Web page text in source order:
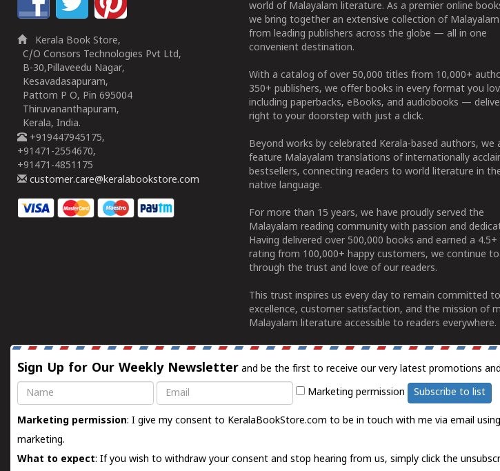
Kerala Book Store,
C/O Consors Technologies Pvt Ltd,
B-30,Pillaveedu Nagar,
Kesavadasapuram,
Pattom P O, Pin 695004
Thiruvananthapuram,
Kerala, India.
+919447945175,
+91471-2554670,
+91471-4851175
customer.care@keralabookstore.com
world of Malayalam literature. As a premier online
we bring together an extensive collection of
from leading publishers across the globe — all in one
convenient destination.
With a catalog of over 50,000 titles from 10,000+
350+ publishers, we offer books in every format you
including paperbacks, eBooks, and audiobooks —
right to your doorstep with just a click.
Beyond works by celebrated Kerala-based authors, we
feature Malayalam translations of internationally
bestsellers, connecting readers to world literature in
native language.
For more than 15 years, we have proudly served the
Malayalam reading community with passion and
Having delivered over 500,000 books and earned a
rating from 100,000+ happy customers, we continue
through the trust and love of our readers.
This trust inspires us every day to remain committed to
excellence, customer satisfaction, and the mission of
Malayalam literature accessible to readers everywhere.
Sign Up for Our Weekly Newsletter and be the first to receive our very latest promotions
Name
Email Marketing permission Subscribe to list
Marketing permission: I give my consent to KeralaBookStore.com to be in touch with me via email
marketing.
What to expect: If you wish to withdraw your consent and stop hearing from us, simply click the